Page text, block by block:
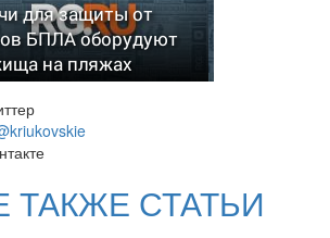
для защиты от
БПЛА оборудуют
на пляжах
ТАКЖЕ СТАТЬИ